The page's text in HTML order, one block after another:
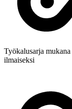
Työkalusarja mukana
ilmaiseksi